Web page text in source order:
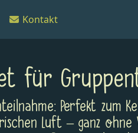
Kontakt
für
Perfekt zum
Luft – ganz ohne